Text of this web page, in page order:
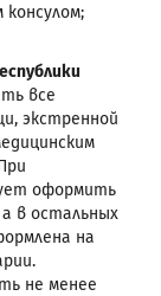
все
экстренной
оформить
в остальных
на
не менее